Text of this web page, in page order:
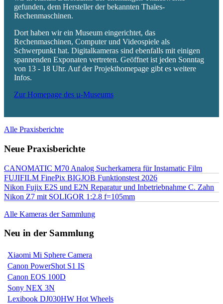
gefunden, dem Hersteller der bekannten Thales-
Rechenmaschinen.
Dort haben wir ein Museum eingerichtet, das
Rechenmaschinen, Computer und Videospiele als
Schwerpunkt hat. Digitalkameras sind ebenfalls mit einigen
spannenden Exponaten vertreten. Geöffnet ist jeden Sonntag
von 13 - 18 Uhr. Auf der Projekthomepage gibt es weitere
Infos.
Zur Homepage des µ-Museums
Alle Praxisberichte
Neue Praxisberichte
CANOMATIC M70 Analog Sucherkamera für Instamatic Film
FUJIFILM FinePix BIGJOB Funktionstest 2026
Nikon Fujix E2S und E2N Reparatur und Inbetriebnahme C. Zahn
Nikon Z7 mit SOLIGOR 1:2.8 f=105mm
Alle Kameras der Sammlung
Neu in der Sammlung
Xiaomi Mi Sphere Camera
Canon PowerShot S1 IS
Canon EOS 100D
Sony NEX 3N
Lexibook DJ030HW Hot Wheels